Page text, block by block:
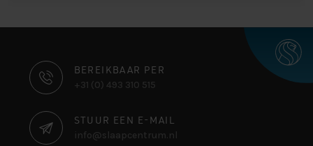
CONTACT
INFORMATIE
BEREIKBAAR PER
+31 (0) 493 310 515
STUUR EEN E-MAIL
info@slaapcentrum.nl